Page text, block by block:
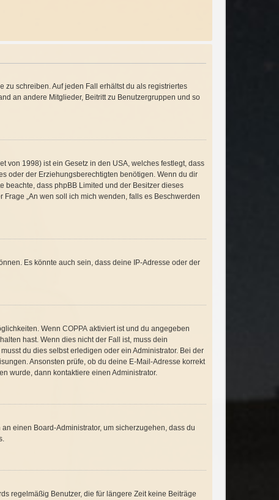
zu schreiben. Auf jeden Fall erhältst du als registriertes
an andere Mitglieder, Beitritt zu Benutzergruppen und so
von 1998) ist ein Gesetz in den USA, welches festlegt, dass
oder der Erziehungsberechtigten benötigen. Wenn du dir
beachte, dass phpBB Limited und der Besitzer dieses
„An wen soll ich mich wenden, falls es Beschwerden
Es könnte auch sein, dass deine IP-Adresse oder der
Wenn COPPA aktiviert ist und du angegeben
hast. Wenn dies nicht der Fall ist, muss dein
du dies selbst erledigen oder ein Administrator. Bei der
Ansonsten prüfe, ob du deine E-Mail-Adresse korrekt
wurde, dann kontaktiere einen Administrator.
einen Board-Administrator, um sicherzugehen, dass du
regelmäßig Benutzer, die für längere Zeit keine Beiträge